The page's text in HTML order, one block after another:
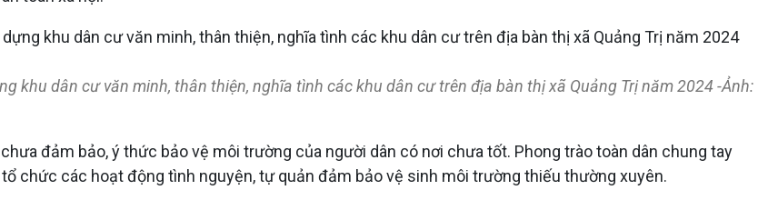
khu dân cư văn minh, thân thiện, nghĩa tình các khu dân cư trên địa bàn thị xã Quảng Trị năm 2024 -Ảnh:
đảm bảo, ý thức bảo vệ môi trường của người dân có nơi chưa tốt. Phong trào toàn dân chung tay
chức các hoạt động tình nguyện, tự quản đảm bảo vệ sinh môi trường thiếu thường xuyên.